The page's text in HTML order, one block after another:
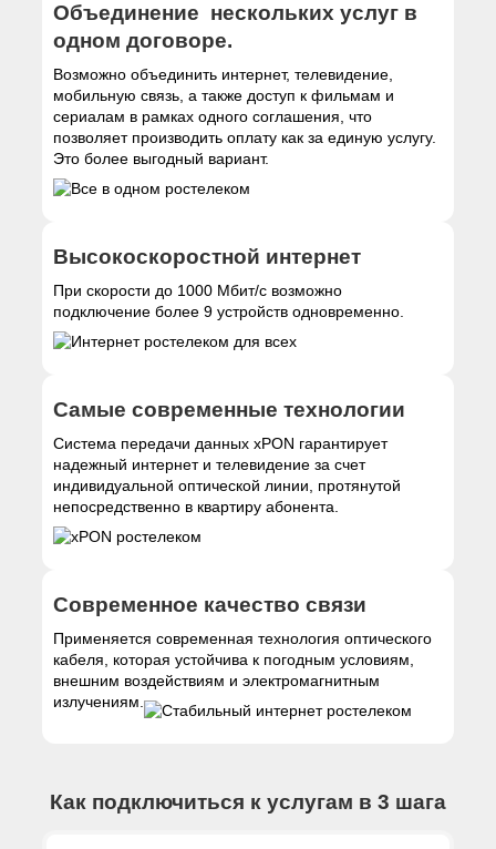
Объединение нескольких услуг в
одном договоре.
Возможно объединить интернет, телевидение,
мобильную связь, а также доступ к фильмам и
сериалам в рамках одного соглашения, что
позволяет производить оплату как за единую услугу.
Это более выгодный вариант.
Высокоскоростной интернет
При скорости до 1000 Мбит/с возможно
подключение более 9 устройств одновременно.
Самые современные технологии
Система передачи данных xPON гарантирует
надежный интернет и телевидение за счет
индивидуальной оптической линии, протянутой
непосредственно в квартиру абонента.
Современное качество связи
Применяется современная технология оптического
кабеля, которая устойчива к погодным условиям,
внешним воздействиям и электромагнитным
излучениям.
Как подключиться к услугам в 3 шага